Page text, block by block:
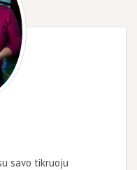
savo tikruoju